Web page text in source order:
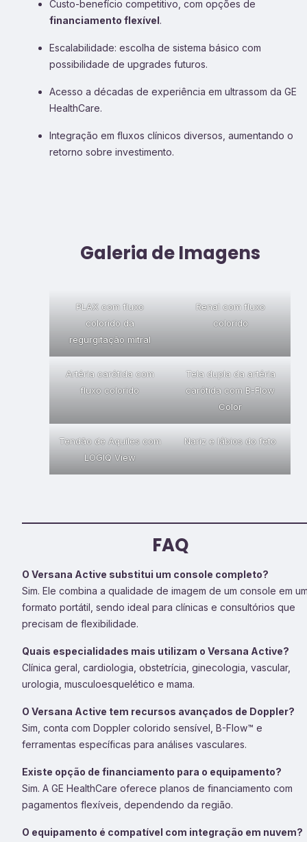
Custo-benefício competitivo, com opções de
financiamento flexível.
Escalabilidade: escolha de sistema básico com
possibilidade de upgrades futuros.
Acesso a décadas de experiência em ultrassom da GE
HealthCare.
Integração em fluxos clínicos diversos, aumentando o
retorno sobre investimento.
Galeria de Imagens
PLAX com fluxo
colorido da
regurgitação mitral
Renal com fluxo
colorido
Artéria carótida com
fluxo colorido
Tela dupla da artéria
carótida com B-Flow
Color
Tendão de Aquiles com
LOGIQ View
Nariz e lábios do feto
FAQ
O Versana Active substitui um console completo?
Sim. Ele combina a qualidade de imagem de um console em
formato portátil, sendo ideal para clínicas e consultórios que
precisam de flexibilidade.
Quais especialidades mais utilizam o Versana Active?
Clínica geral, cardiologia, obstetrícia, ginecologia, vascular,
urologia, musculoesquelético e mama.
O Versana Active tem recursos avançados de Doppler?
Sim, conta com Doppler colorido sensível, B-Flow™ e
ferramentas específicas para análises vasculares.
Existe opção de financiamento para o equipamento?
Sim. A GE HealthCare oferece planos de financiamento com
pagamentos flexíveis, dependendo da região.
O equipamento é compatível com integração em nuvem?